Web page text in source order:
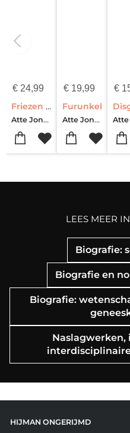
€24,99
Friezen in Rome
Atte Jongstra
€19,99
Furunkel
Atte Jongstra
€
Biografie:
Biografie en
Biografie:
LEES MEER
HIJMAN ONGERIJMD